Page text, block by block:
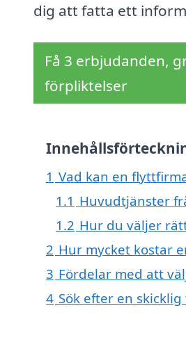
dig att fatta ett
Få 3 erbjudanden,
förpliktelser
1 Vad kan en
1.1 Huvudtjänster
1.2 Hur du väljer
2 Hur mycket kostar
3 Fördelar med att
4 Sök efter en